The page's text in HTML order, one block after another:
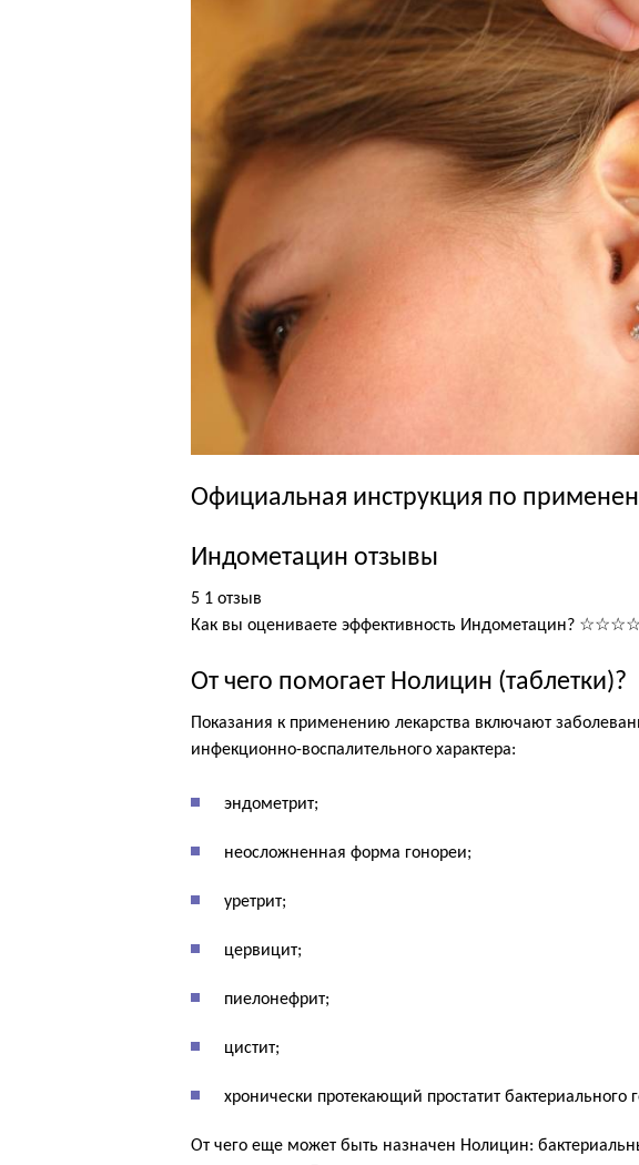
Официальная инструкция по
Индометацин отзывы
5 1 отзыв
Как вы оцениваете эффективность Индометацин?
От чего помогает Нолицин (таблетки)?
Показания к применению лекарства включают
инфекционно-воспалительного характера:
эндометрит;
неосложненная форма гонореи;
уретрит;
цервицит;
пиелонефрит;
цистит;
хронически протекающий простатит бактериального
От чего еще может быть назначен Нолицин: